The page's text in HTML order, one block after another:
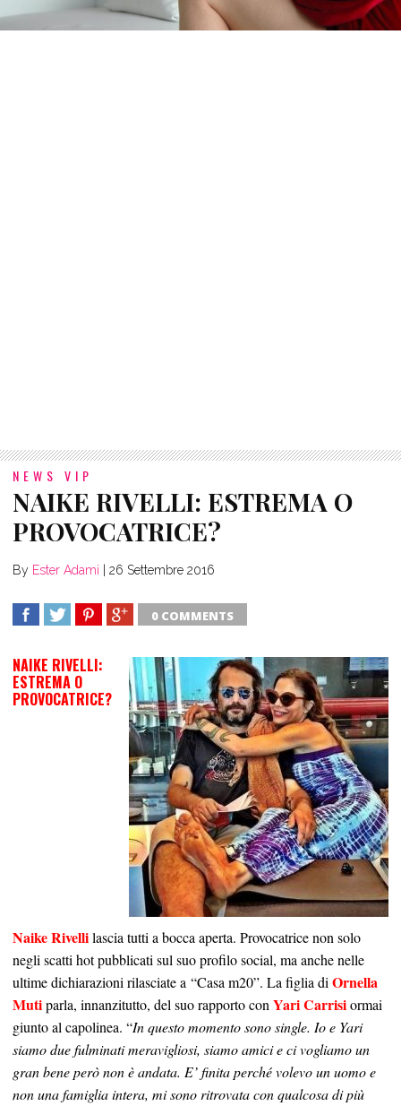
NEWS VIP
NAIKE RIVELLI: ESTREMA O
PROVOCATRICE?
By Ester Adami 26 Settembre 2016
0 COMMENTS
NAIKE RIVELLI:
ESTREMA O
PROVOCATRICE?
Naike Rivellilascia tutti a bocca aperta. Provocatrice non solo
negli scatti hot pubblicati sul suo profilo social, ma anche nelle
ultime dichiarazioni rilasciate a “Casa m20”. La figlia diOrnella
Mutiparla, innanzitutto, del suo rapporto conYari Carrisiormai
giunto al capolinea. “In questo momento sono single. Io e Yari
siamo due fulminati meravigliosi, siamo amici e ci vogliamo un
gran bene però non è andata. E’ finita perché volevo un uomo e
non una famiglia intera, mi sono ritrovata con qualcosa di più